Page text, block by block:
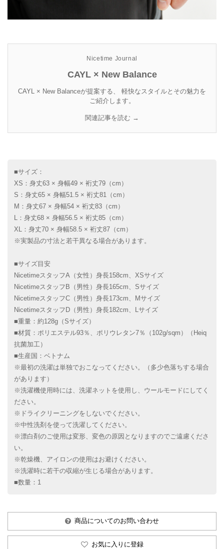
Nicetime Journal
CAYL × New Balance
CAYL × New Balanceが提案する、 軽快なスタイルとその魅力を
ご紹介します。
関連記事を読む →
■サイズ：
XS：身丈63 × 身幅49 × 裄丈79（cm）
S：身丈65 × 身幅51.5 × 裄丈81（cm）
M：身丈67 × 身幅54 × 裄丈83（cm）
L：身丈68 × 身幅56.5 × 裄丈85（cm）
XL：身丈70 × 身幅58.5 × 裄丈87（cm）
※実製品の寸法と若干異なる場合があります。
■サイズ目安
NicetimeスタッフA（女性）身長158cm、XSサイズ
NicetimeスタッフB（男性）身長165cm、Sサイズ
NicetimeスタッフC（男性）身長173cm、Mサイズ
NicetimeスタッフD（男性）身長182cm、Lサイズ
■重量：約128g（Sサイズ）
■材質：ポリエステル93％、ポリウレタン7％（102g/sqm）（Heiq
抗菌加工）
■生産国：ベトナム
※最初の洗濯は単独でおこなってください。（多少色落ちする場合
があります）
※洗濯機使用時には、洗濯ネットを使用し、ウールモードにしてく
ださい。
※ドライクリーニングをしないでください。
※中性洗剤を使って洗濯してください。
※漂白剤のご使用は変形、変色の原因となりますのでご遠慮くださ
い。
※乾燥機、アイロンの使用はお避けください。
※洗濯時に若干の収縮が生じる場合があります。
■数量：1
商品についてのお問い合わせ
お気に入りに登録